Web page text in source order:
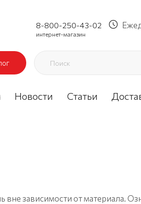
8-800-250-43-02
интернет-магазин
Новости Статьи
зависимости от материала.